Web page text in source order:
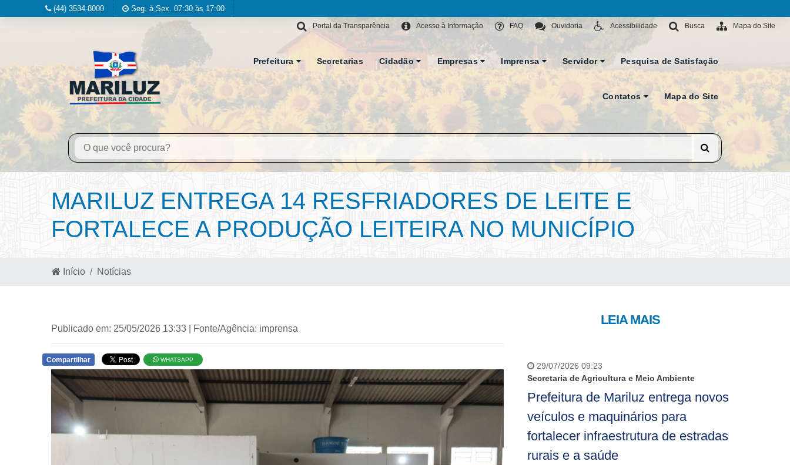
(44) 3534-8000 Seg. à Sex. 07:30 às 17:00
Mapa do Site
Busca
Acessibilidade
Ouvidoria
FAQ
Acesso à Informação
Portal da Transparência
Prefeitura Secretarias Cidadão Empresas Imprensa Servidor Pesquisa de Satisfação
Contatos Mapa do Site
MARILUZ ENTREGA 14 RESFRIADORES DE LEITE E
FORTALECE A PRODUÇÃO LEITEIRA NO MUNICÍPIO
Início Notícias
Publicado em: 25/05/2026 13:33 | Fonte/Agência: imprensa
Compartilhar WHATSAPP
LEIA MAIS
29/07/2026 09:23
Secretaria de Agricultura e Meio Ambiente
Prefeitura de Mariluz entrega novos
veículos e maquinários para
fortalecer infraestrutura de estradas
rurais e a saúde